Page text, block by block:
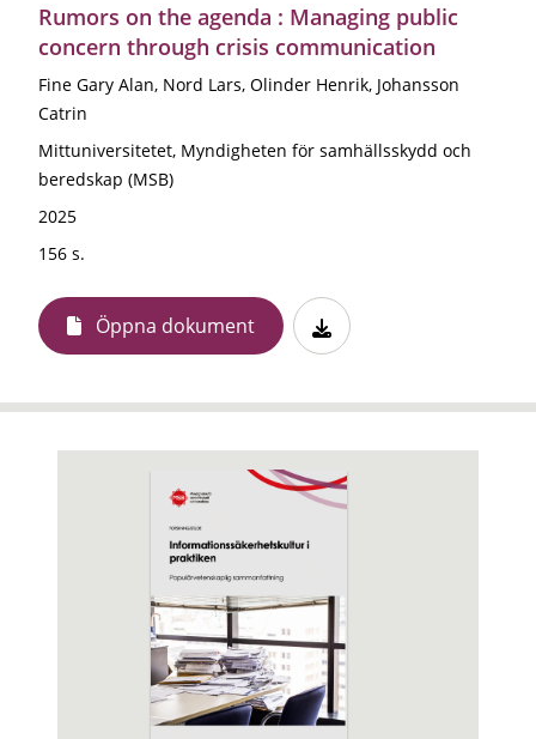
Rumors on the agenda : Managing public
concern through crisis communication
Fine Gary Alan, Nord Lars, Olinder Henrik, Johansson
Catrin
Mittuniversitetet, Myndigheten för samhällsskydd och
beredskap (MSB)
2025
156 s.
Öppna dokument